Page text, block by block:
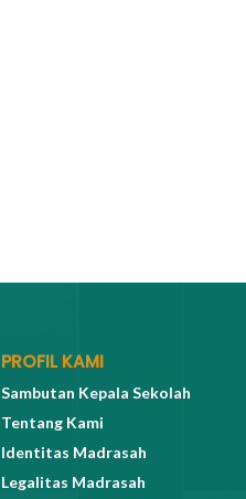
PROFIL KAMI
Sambutan Kepala Sekolah
Tentang Kami
Identitas Madrasah
Legalitas Madrasah